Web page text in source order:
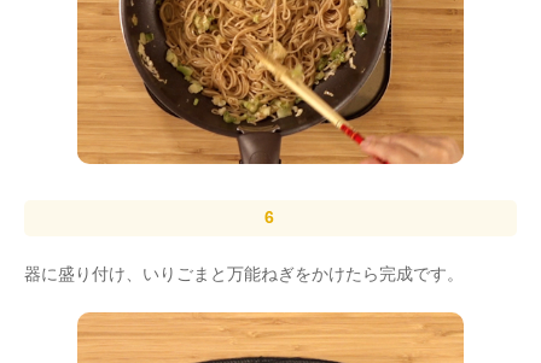
器に盛り付け、いりごまと万能ねぎをかけたら完成です。